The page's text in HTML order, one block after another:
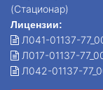
(Стационар)
Лицензии:
Л041-01137-
Л017-01137-
Л042-01137-